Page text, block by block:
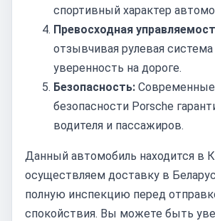
спортивный характер
Превосходная
отзывчивая рулевая
уверенность на дороге.
Безопасность:
безопасности Porsche
водителя и пассажиров.
Данный автомобиль находится в
осуществляем доставку в
полную инспекцию перед
спокойствия. Вы можете быть